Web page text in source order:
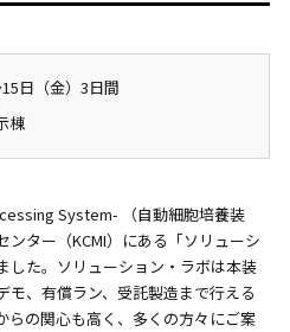
日（金）3日間
棟
System- （自動細胞培養装
ター（KCMI）にある「ソリューシ
した。ソリューション・ラボは本装
モ、有償ラン、受託製造まで行える
らの関心も高く、多くの方々にご案